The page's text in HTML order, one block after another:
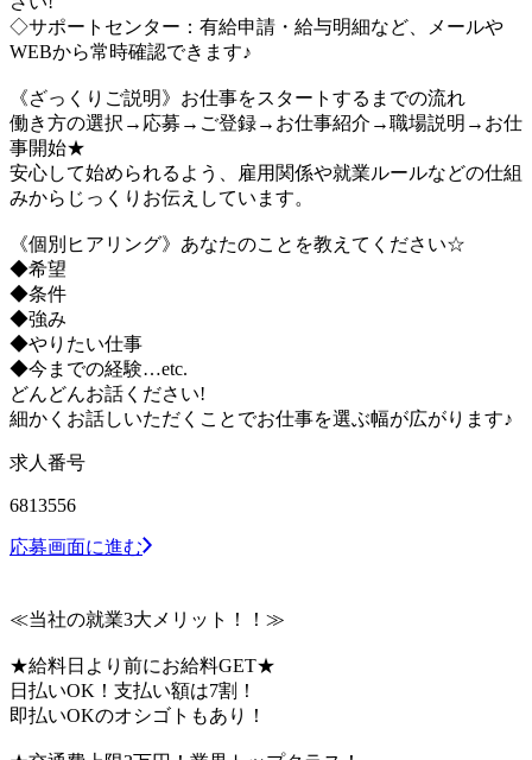
◇サポートセンター：有給申請・給与明細など、メールや
WEBから常時確認できます♪
《ざっくりご説明》お仕事をスタートするまでの流れ
働き方の選択→応募→ご登録→お仕事紹介→職場説明→お仕
事開始★
安心して始められるよう、雇用関係や就業ルールなどの仕組
みからじっくりお伝えしています。
《個別ヒアリング》あなたのことを教えてください☆
◆希望
◆条件
◆強み
◆やりたい仕事
◆今までの経験…etc.
どんどんお話ください!
細かくお話しいただくことでお仕事を選ぶ幅が広がります♪
求人番号
6813556
応募画面に進む
≪当社の就業3大メリット！！≫
★給料日より前にお給料GET★
日払いOK！支払い額は7割！
即払いOKのオシゴトもあり！